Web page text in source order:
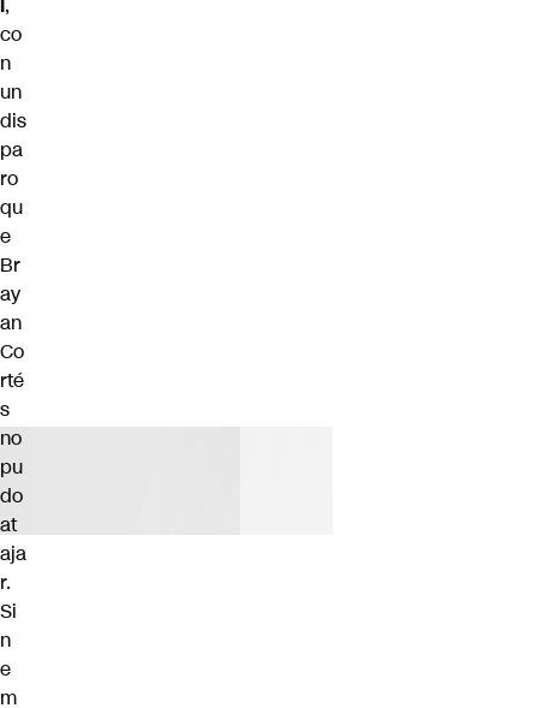
l,
co
n
un
dis
pa
ro
qu
e
Br
ay
an
Co
rté
s
no
pu
do
at
aja
r.
Si
n
e
m